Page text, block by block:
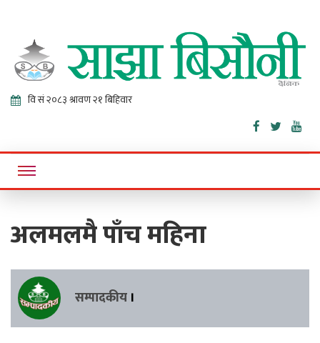
Sajha
Bisaunee
Online News Portal
अलमलमै पाँच महिना
सम्पादकीय ।